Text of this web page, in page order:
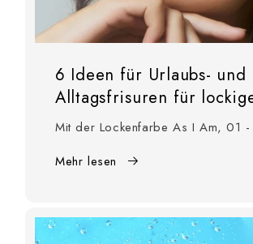
6 Ideen für Urlaubs- und
Alltagsfrisuren für
Mit der Lockenfarbe As I Am, 01
Mehr lesen